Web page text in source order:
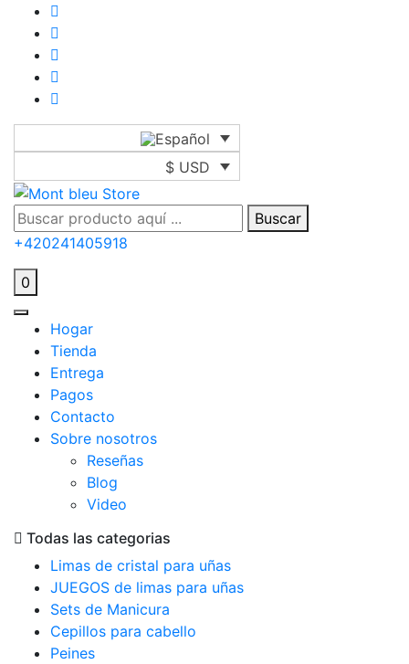
$ USD
Buscar
+420241405918
0
Hogar
Tienda
Entrega
Pagos
Contacto
Sobre nosotros
Reseñas
Blog
Video
Todas las categorias
Limas de cristal para uñas
JUEGOS de limas para uñas
Sets de Manicura
Cepillos para cabello
Peines